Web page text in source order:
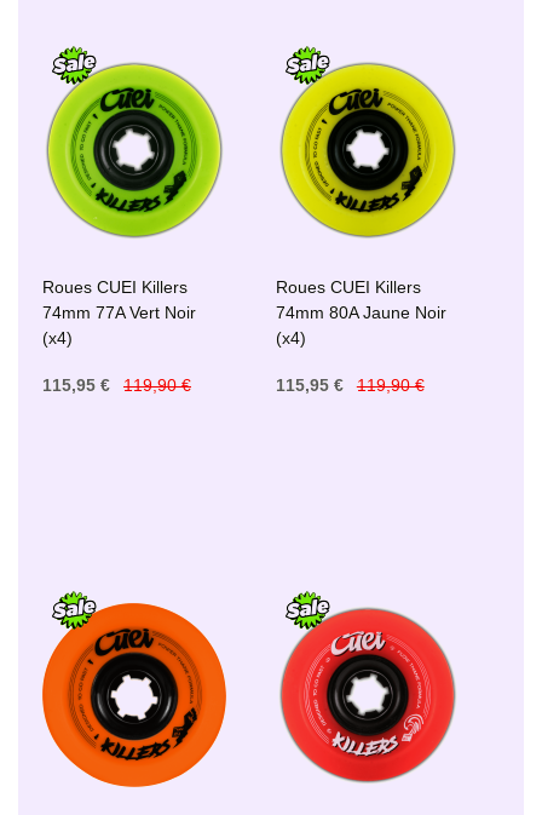
Roues CUEI Killers
74mm 77A Vert Noir
(x4)
115,95 € 119,90 €
Roues CUEI Killers
74mm 80A Jaune Noir
(x4)
115,95 € 119,90 €